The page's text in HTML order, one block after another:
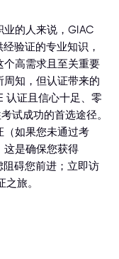
的人来说，GIAC
验证的专业知识，
个高需求且至关重要
知，但认证带来的
认证且信心十足、零
试成功的首选途径。
（如果您未通过考
这是确保您获得
碍您前进；立即访
之旅。